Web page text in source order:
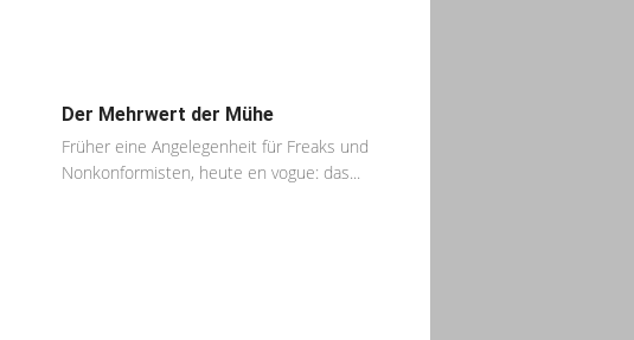
Der Mehrwert der Mühe
Früher eine Angelegenheit für Freaks und
Nonkonformisten, heute en vogue: das...